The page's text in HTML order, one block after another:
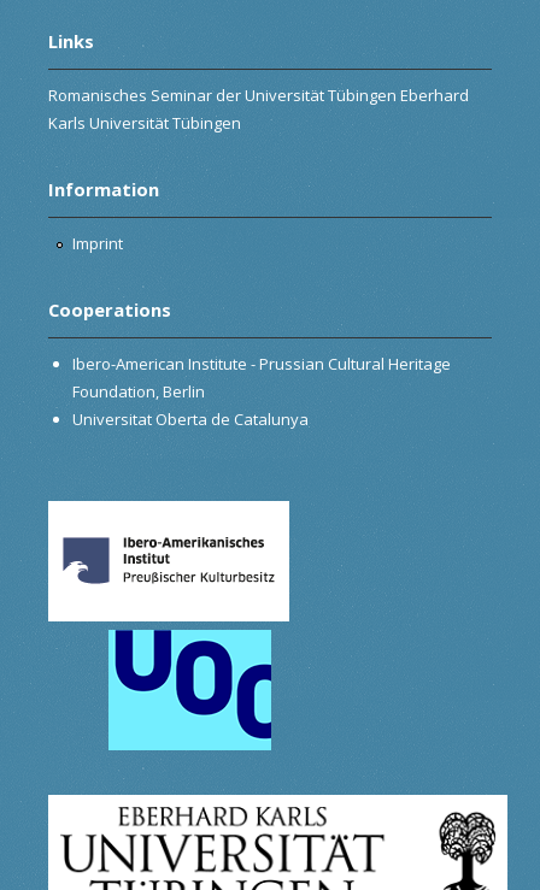
Links
Romanisches Seminar der Universität Tübingen Eberhard
Karls Universität Tübingen
Information
Imprint
Cooperations
Ibero-American Institute - Prussian Cultural Heritage
Foundation, Berlin
Universitat Oberta de Catalunya